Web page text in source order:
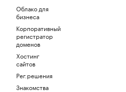
Облако для
бизнеса
Корпоративный
регистратор
доменов
Хостинг
сайтов
Рег.решения
Знакомства